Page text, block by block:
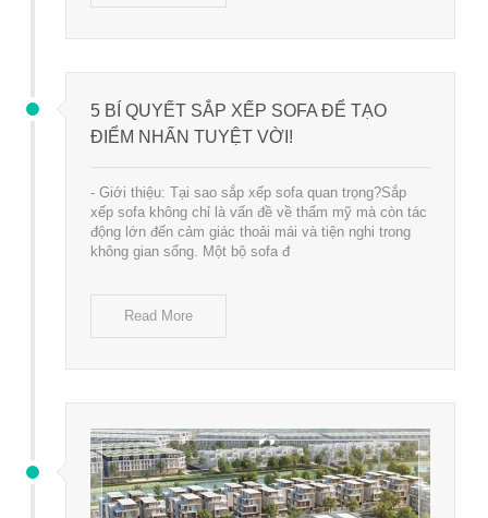
5 BÍ QUYẾT SẮP XẾP SOFA ĐỂ TẠO
ĐIỂM NHẤN TUYỆT VỜI!
- Giới thiệu: Tại sao sắp xếp sofa quan trọng?Sắp
xếp sofa không chỉ là vấn đề về thẩm mỹ mà còn tác
động lớn đến cảm giác thoải mái và tiện nghi trong
không gian sống. Một bộ sofa đ
Read More